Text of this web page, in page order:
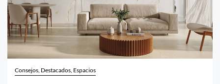
Consejos, Destacados, Espacios